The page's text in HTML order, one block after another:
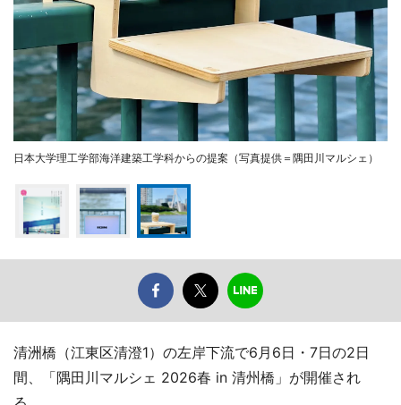
日本大学理工学部海洋建築工学科からの提案（写真提供＝隅田川マルシェ）
清洲橋（江東区清澄1）の左岸下流で6月6日・7日の2日
間、「隅田川マルシェ 2026春 in 清州橋」が開催され